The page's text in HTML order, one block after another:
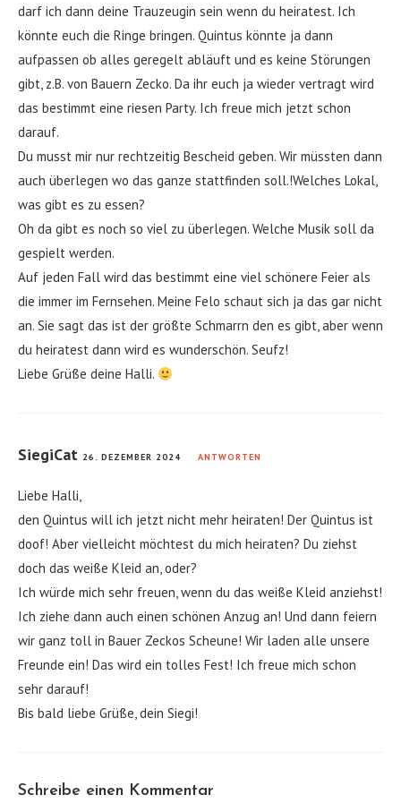
darf ich dann deine Trauzeugin sein wenn du heiratest. Ich
könnte euch die Ringe bringen. Quintus könnte ja dann
aufpassen ob alles geregelt abläuft und es keine Störungen
gibt, z.B. von Bauern Zecko. Da ihr euch ja wieder vertragt wird
das bestimmt eine riesen Party. Ich freue mich jetzt schon
darauf.
Du musst mir nur rechtzeitig Bescheid geben. Wir müssten dann
auch überlegen wo das ganze stattfinden soll.!Welches Lokal,
was gibt es zu essen?
Oh da gibt es noch so viel zu überlegen. Welche Musik soll da
gespielt werden.
Auf jeden Fall wird das bestimmt eine viel schönere Feier als
die immer im Fernsehen. Meine Felo schaut sich ja das gar nicht
an. Sie sagt das ist der größte Schmarrn den es gibt, aber wenn
du heiratest dann wird es wunderschön. Seufz!
Liebe Grüße deine Halli.
SiegiCat 26. DEZEMBER 2024 ANTWORTEN
Liebe Halli,
den Quintus will ich jetzt nicht mehr heiraten! Der Quintus ist
doof! Aber vielleicht möchtest du mich heiraten? Du ziehst
doch das weiße Kleid an, oder?
Ich würde mich sehr freuen, wenn du das weiße Kleid anziehst!
Ich ziehe dann auch einen schönen Anzug an! Und dann feiern
wir ganz toll in Bauer Zeckos Scheune! Wir laden alle unsere
Freunde ein! Das wird ein tolles Fest! Ich freue mich schon
sehr darauf!
Bis bald liebe Grüße, dein Siegi!
Schreibe einen Kommentar